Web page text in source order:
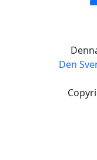
Den